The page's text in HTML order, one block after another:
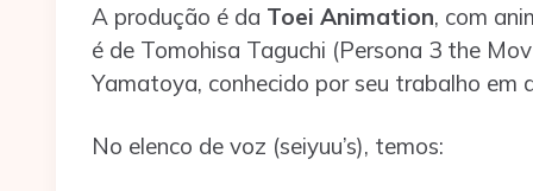
A produção é da Toei Animation, com
é de Tomohisa Taguchi (Persona 3 the
Yamatoya, conhecido por seu trabalho em
No elenco de voz (seiyuu’s), temos: